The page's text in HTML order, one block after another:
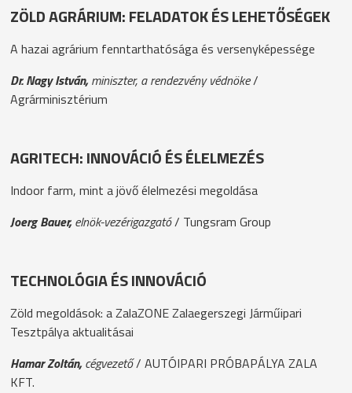
ZÖLD AGRÁRIUM: FELADATOK ÉS LEHETŐSÉGEK
A hazai agrárium fenntarthatósága és versenyképessége
Dr. Nagy István, miniszter, a rendezvény védnöke/
Agrárminisztérium
AGRITECH: INNOVÁCIÓ ÉS ÉLELMEZÉS
Indoor farm, mint a jövő élelmezési megoldása
Joerg Bauer, elnök-vezérigazgató/ Tungsram Group
TECHNOLÓGIA ÉS INNOVÁCIÓ
Zöld megoldások: a ZalaZONE Zalaegerszegi Járműipari
Tesztpálya aktualitásai
Hamar Zoltán, cégvezető/ AUTÓIPARI PRÓBAPÁLYA ZALA
KFT.